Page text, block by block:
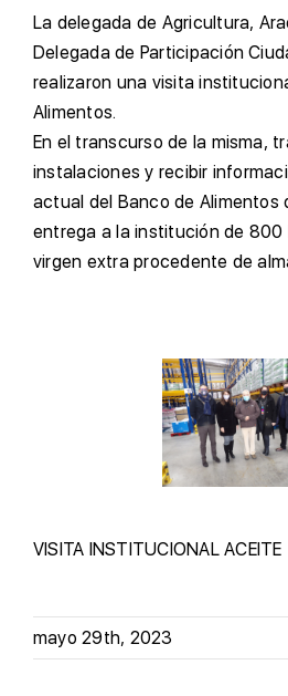
La delegada de Agricultura,
Delegada de Participación
realizaron una visita
Alimentos.
En el transcurso de la misma,
instalaciones y recibir
actual del Banco de Alimentos
entrega a la institución de 800
virgen extra procedente de
VISITA INSTITUCIONAL ACEITE
mayo 29th, 2023